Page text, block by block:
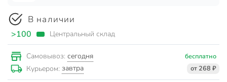
В наличии
>100 Центральный склад
Самовывоз: сегодня бесплатно
Курьером: завтра от 268 ₽